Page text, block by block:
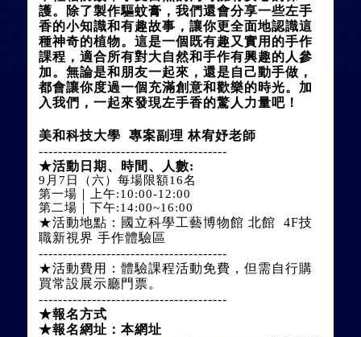
護。除了製作驅蚊膏，我們還會分享一些左手
香的小知識和有趣故事，讓你更全面地認識這
種神奇的植物。這是一個既有趣又實用的手作
課程，適合所有對大自然和手作有興趣的人參
加。無論是和朋友一起來，還是自己動手做，
都會讓你度過一個充滿創意和歡樂的時光。加
入我們，一起來發現左手香的驚人力量吧！
美和科技大學  專案副理 林宥妤老師
---------------------------------------
★活動日期、時間、人數:
9月7日（六）每場限額16名
第一場｜上午:10:00-12:00
第二場｜下午:14:00~16:00
★活動地點：國立科學工藝博物館 北館  4F技
職新視界 手作體驗區
---------------------------------------
★活動費用：體驗課程活動免費，但需自行購
買常設展示廳門票。
---------------------------------------
★報名方式
★報名網址：本網址